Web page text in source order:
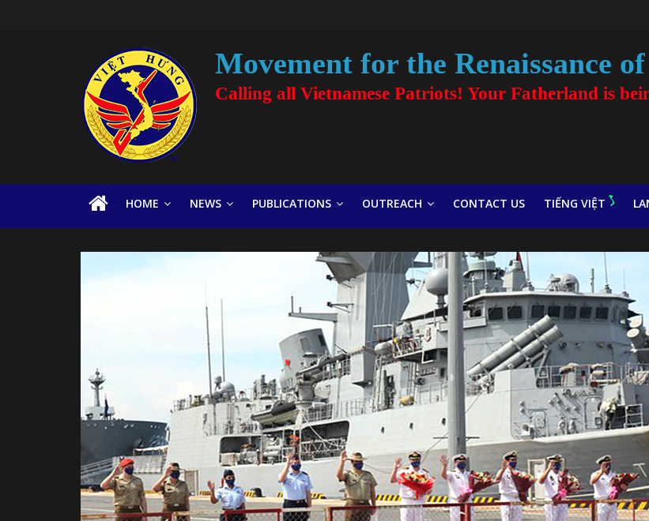
Movement for the Renaissance
Calling all Vietnamese Patriots! Your Fatherland is
HOME NEWS PUBLICATIONS OUTREACH CONTACT US TIẾNG VIỆT